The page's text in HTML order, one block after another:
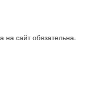
сайт обязательна.